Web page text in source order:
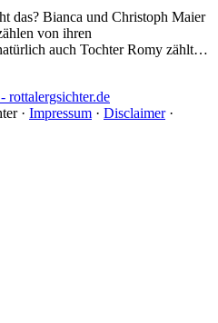
das? Bianca und Christoph Maier
von ihren
auch Tochter Romy zählt…
· Impressum · Disclaimer·